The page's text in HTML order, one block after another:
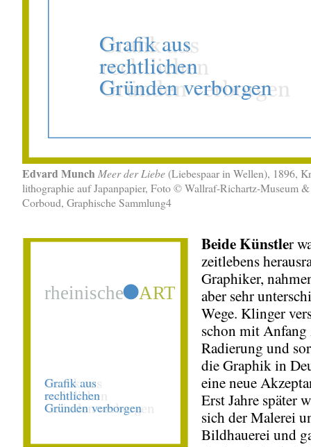
Edvard Munch Meer der Liebe (Liebespaar in Wellen), 1896,
lithographie auf Japanpapier, Foto © Wallraf-Richartz-Museum
Corboud, Graphische Sammlung4
Beide Künstler
zeitlebens
Graphiker,
aber sehr
Wege. Klinger
schon mit Anfang
Radierung und
die Graphik in
eine neue
Erst Jahre später
sich der Malerei
Bildhauerei und